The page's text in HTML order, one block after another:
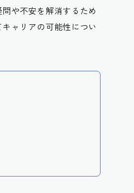
や不安を解消するため
ャリアの可能性につい